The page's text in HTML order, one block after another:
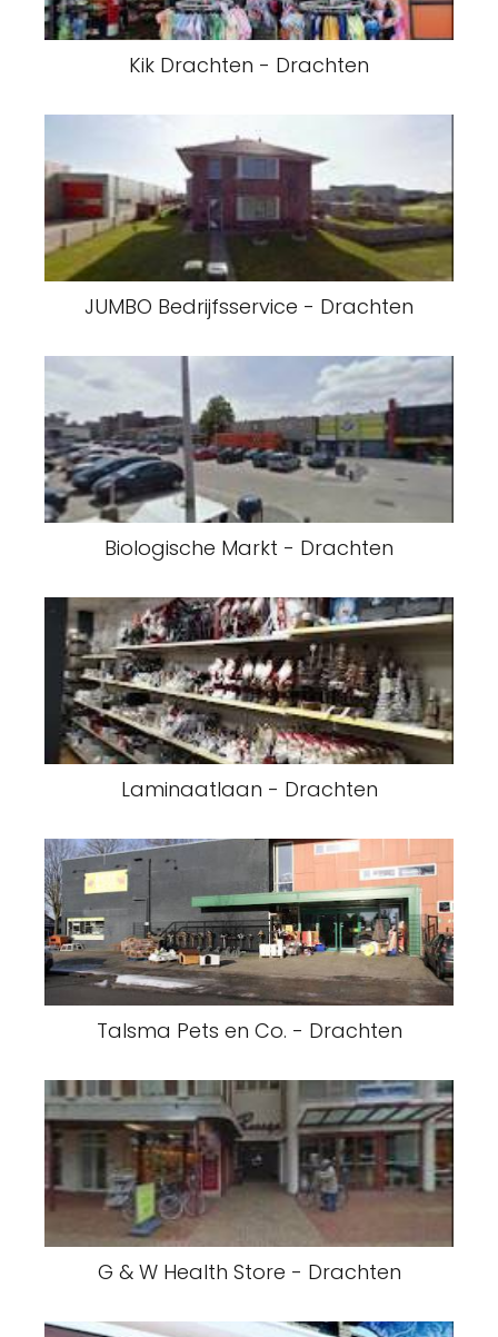
Kik Drachten - Drachten
JUMBO Bedrijfsservice - Drachten
Biologische Markt - Drachten
Laminaatlaan - Drachten
Talsma Pets en Co. - Drachten
G & W Health Store - Drachten